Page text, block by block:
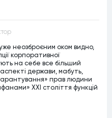
неозброєним оком видно,
корпоративної
на себе все більший
держави, мабуть,
прав людини
ХХІ століття функцій